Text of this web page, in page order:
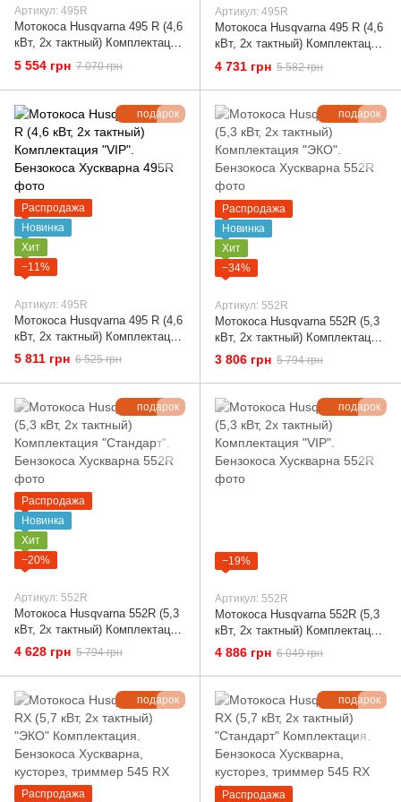
Артикул: 495R
Мотокоса Husqvarna 495 R (4,6
кВт, 2х тактный) Комплектация
"Стандарт". Бензокоса
Хускварна
5 554 грн 7 070 грн
Артикул: 495R
Мотокоса Husqvarna 495 R (4,6
кВт, 2х тактный) Комплектация
"ЭКО". Бензокоса Хускварна
4 731 грн 5 582 грн
подарок
Распродажа
Новинка
Хит
−11%
Артикул: 495R
Мотокоса Husqvarna 495 R (4,6
кВт, 2х тактный) Комплектация
"VIP". Бензокоса Хускварна
5 811 грн 6 525 грн
подарок
Распродажа
Новинка
Хит
−34%
Артикул: 552R
Мотокоса Husqvarna 552R (5,3
кВт, 2х тактный) Комплектация
"ЭКО". Бензокоса Хускварна
3 806 грн 5 794 грн
подарок
Распродажа
Новинка
Хит
−20%
Артикул: 552R
Мотокоса Husqvarna 552R (5,3
кВт, 2х тактный) Комплектация
"Стандарт". Бензокоса
Хускварна
4 628 грн 5 794 грн
подарок
−19%
Артикул: 552R
Мотокоса Husqvarna 552R (5,3
кВт, 2х тактный) Комплектация
"VIP". Бензокоса Хускварна
4 886 грн 6 049 грн
подарок
Распродажа
подарок
Распродажа